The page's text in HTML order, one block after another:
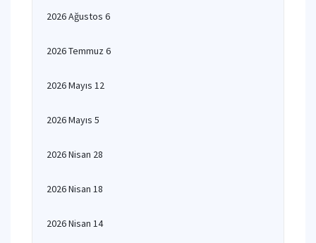
2026 Ağustos 6
2026 Temmuz 6
2026 Mayıs 12
2026 Mayıs 5
2026 Nisan 28
2026 Nisan 18
2026 Nisan 14